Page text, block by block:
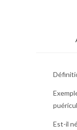
Est-il